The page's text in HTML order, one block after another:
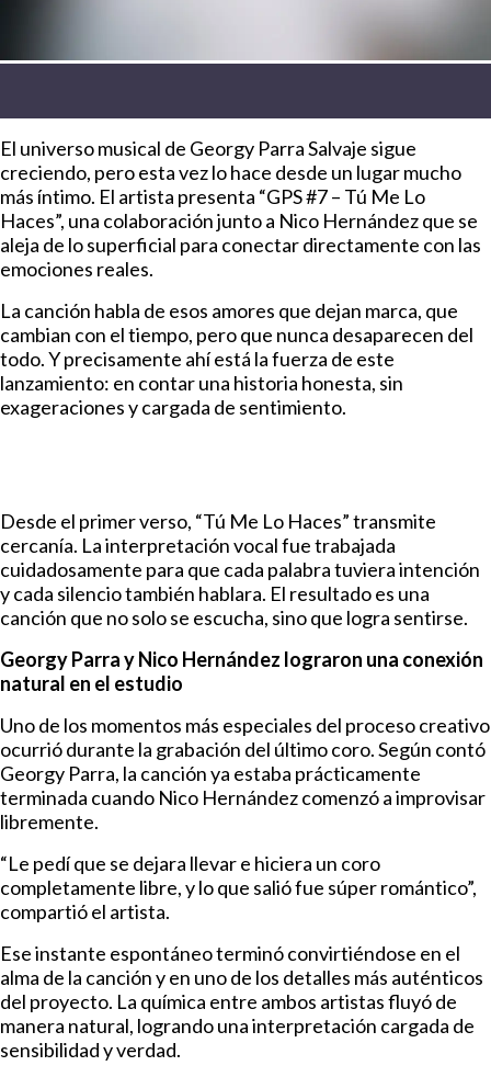
El universo musical de Georgy Parra Salvaje sigue
creciendo, pero esta vez lo hace desde un lugar mucho
más íntimo. El artista presenta “GPS #7 – Tú Me Lo
Haces”, una colaboración junto a Nico Hernández que se
aleja de lo superficial para conectar directamente con las
emociones reales.
La canción habla de esos amores que dejan marca, que
cambian con el tiempo, pero que nunca desaparecen del
todo. Y precisamente ahí está la fuerza de este
lanzamiento: en contar una historia honesta, sin
exageraciones y cargada de sentimiento.
Desde el primer verso, “Tú Me Lo Haces” transmite
cercanía. La interpretación vocal fue trabajada
cuidadosamente para que cada palabra tuviera intención
y cada silencio también hablara. El resultado es una
canción que no solo se escucha, sino que logra sentirse.
Georgy Parra y Nico Hernández lograron una conexión
natural en el estudio
Uno de los momentos más especiales del proceso creativo
ocurrió durante la grabación del último coro. Según contó
Georgy Parra, la canción ya estaba prácticamente
terminada cuando Nico Hernández comenzó a improvisar
libremente.
“Le pedí que se dejara llevar e hiciera un coro
completamente libre, y lo que salió fue súper romántico”,
compartió el artista.
Ese instante espontáneo terminó convirtiéndose en el
alma de la canción y en uno de los detalles más auténticos
del proyecto. La química entre ambos artistas fluyó de
manera natural, logrando una interpretación cargada de
sensibilidad y verdad.